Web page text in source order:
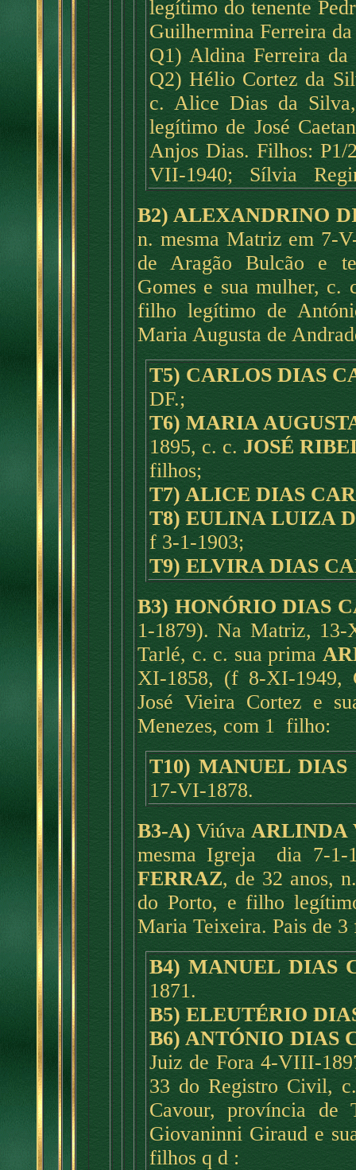
legítimo do tenente
Guilhermina Ferreira
Q1) Aldina Ferreira
Q2) Hélio Cortez da
c. Alice Dias da
legítimo de José
Anjos Dias. Filhos:
VII-1940; Sílvia
B2) ALEXANDRINO
n. mesma Matriz em 7-
de Aragão Bulcão e
Gomes e sua mulher, c.
filho legítimo de
Maria Augusta de
T5) CARLOS DIAS
DF.;
T6) MARIA
1895, c. c. JOSÉ
filhos;
T7) ALICE DIAS
T8) EULINA LUIZA
f 3-1-1903;
T9) ELVIRA DIAS
B3) HONÓRIO DIAS
1-1879). Na Matriz, 13-
Tarlé, c. c. sua prima
XI-1858, (f 8-XI-1949,
José Vieira Cortez e
Menezes, com 1 filho:
T10) MANUEL DIAS
17-VI-1878.
B3-A)Viúva ARLINDA
mesma Igreja dia 7-
FERRAZ, de 32 anos,
do Porto, e filho
Maria Teixeira. Pais de 3
B4) MANUEL DIAS
1871.
B5) ELEUTÉRIO
B6) ANTÓNIO DIAS
Juiz de Fora 4-VIII-
33 do Registro Civil,
Cavour, província
Giovaninni Giraud e
filhos q d :